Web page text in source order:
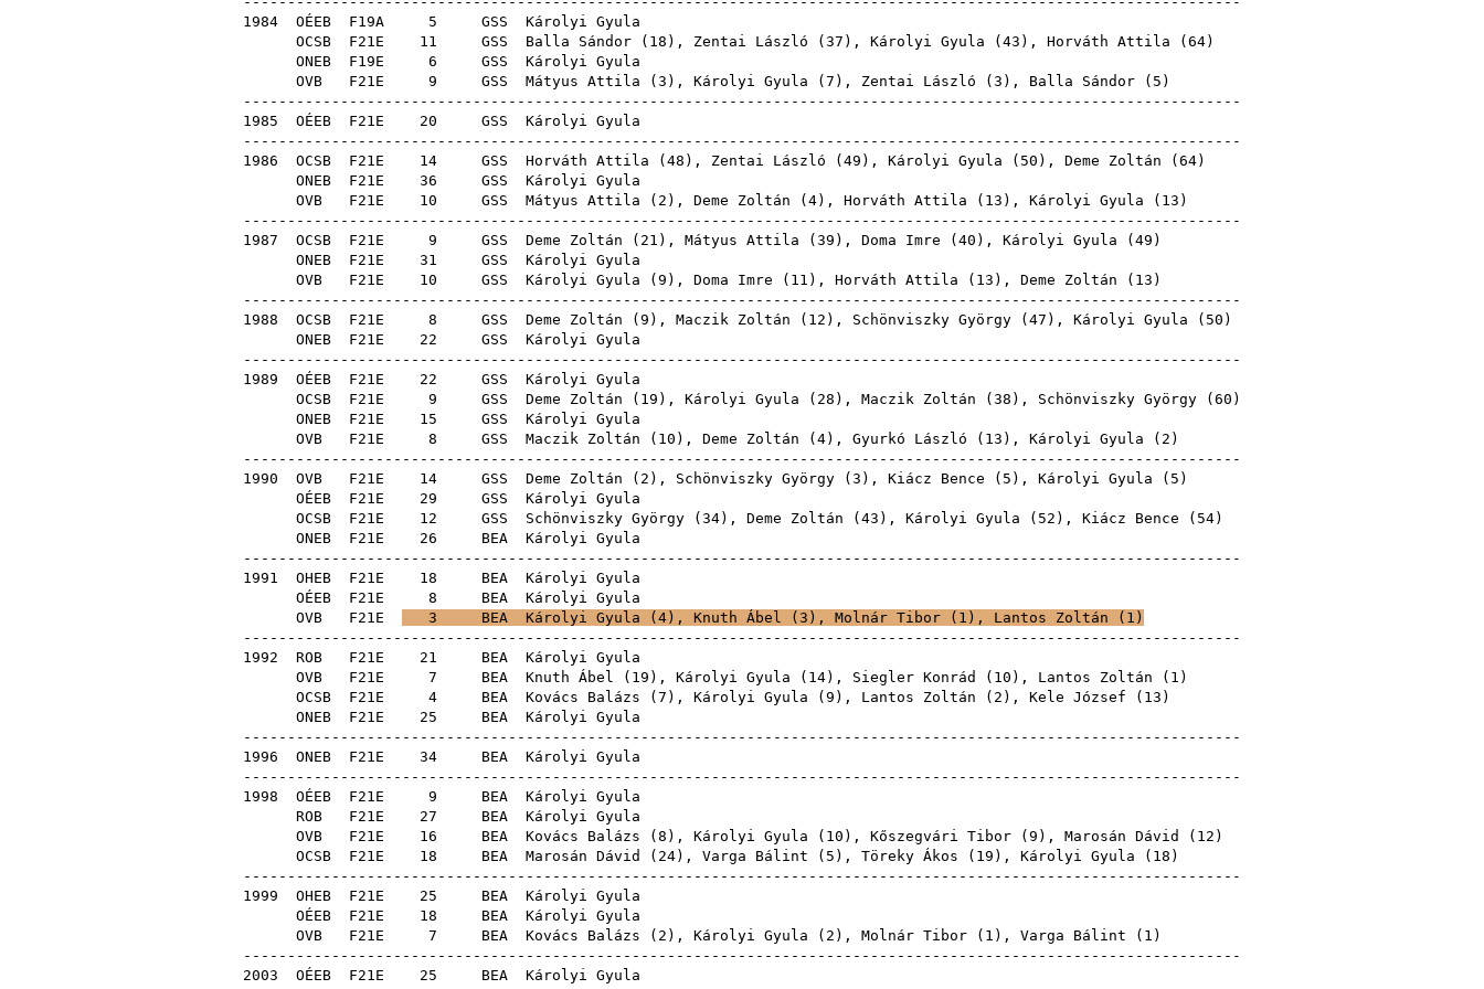
1984 OÉEB F19A 5 GSS Károlyi Gyula
OCSB F21E 11 GSS Balla Sándor ( 18 ), Zentai László ( 37 ), Károlyi Gyula ( 43 ), Horváth Attila ( 64)
ONEB F19E 6 GSS Károlyi Gyula
OVB F21E 9 GSS Mátyus Attila ( 3 ), Károlyi Gyula ( 7 ), Zentai László ( 3 ), Balla Sándor ( 5 )
-----------------------------------------------------------------------------------------------------------------
1985 OÉEB F21E 20 GSS Károlyi Gyula
-----------------------------------------------------------------------------------------------------------------
1986 OCSB F21E 14 GSS Horváth Attila ( 48 ), Zentai László ( 49 ), Károlyi Gyula ( 50 ), Deme Zoltán ( 64)
ONEB F21E 36 GSS Károlyi Gyula
OVB F21E 10 GSS Mátyus Attila ( 2 ), Deme Zoltán ( 4), Horváth Attila ( 13 ), Károlyi Gyula ( 13 )
-----------------------------------------------------------------------------------------------------------------
1987 OCSB F21E 9 GSS Deme Zoltán ( 21 ), Mátyus Attila ( 39 ), Doma Imre ( 40 ), Károlyi Gyula ( 49 )
ONEB F21E 31 GSS Károlyi Gyula
OVB F21E 10 GSS Károlyi Gyula ( 9 ), Doma Imre ( 11 ), Horváth Attila ( 13 ), Deme Zoltán ( 13 )
-----------------------------------------------------------------------------------------------------------------
1988 OCSB F21E 8 GSS Deme Zoltán ( 9 ), Maczik Zoltán ( 12 ), Schönviszky György ( 47 ), Károlyi Gyula ( 50 )
ONEB F21E 22 GSS Károlyi Gyula
-----------------------------------------------------------------------------------------------------------------
1989 OÉEB F21E 22 GSS Károlyi Gyula
OCSB F21E 9 GSS Deme Zoltán ( 19 ), Károlyi Gyula ( 28 ), Maczik Zoltán ( 38 ), Schönviszky György ( 60 )
ONEB F21E 15 GSS Károlyi Gyula
OVB F21E 8 GSS Maczik Zoltán ( 10 ), Deme Zoltán ( 4), Gyurkó László ( 13 ), Károlyi Gyula ( 2 )
-----------------------------------------------------------------------------------------------------------------
1990 OVB F21E 14 GSS Deme Zoltán ( 2 ), Schönviszky György ( 3 ), Kiácz Bence ( 5 ), Károlyi Gyula ( 5 )
OÉEB F21E 29 GSS Károlyi Gyula
OCSB F21E 12 GSS Schönviszky György ( 34), Deme Zoltán ( 43 ), Károlyi Gyula ( 52 ), Kiácz Bence ( 54)
ONEB F21E 26 BEA Károlyi Gyula
-----------------------------------------------------------------------------------------------------------------
1991 OHEB F21E 18 BEA Károlyi Gyula
OÉEB F21E 8 BEA Károlyi Gyula
OVB F21E 3 BEA Károlyi Gyula ( 4 ), Knuth Ábel ( 3 ), Molnár Tibor ( 1 ), Lantos Zoltán ( 1 )
-----------------------------------------------------------------------------------------------------------------
1992 ROB F21E 21 BEA Károlyi Gyula
OVB F21E 7 BEA Knuth Ábel ( 19 ), Károlyi Gyula ( 14), Siegler Konrád ( 10 ), Lantos Zoltán ( 1 )
OCSB F21E 4 BEA Kovács Balázs ( 7 ), Károlyi Gyula ( 9 ), Lantos Zoltán ( 2 ), Kele József ( 13 )
ONEB F21E 25 BEA Károlyi Gyula
-----------------------------------------------------------------------------------------------------------------
1996 ONEB F21E 34 BEA Károlyi Gyula
-----------------------------------------------------------------------------------------------------------------
1998 OÉEB F21E 9 BEA Károlyi Gyula
ROB F21E 27 BEA Károlyi Gyula
OVB F21E 16 BEA Kovács Balázs ( 8 ), Károlyi Gyula ( 10 ), Kőszegvári Tibor ( 9 ), Marosán Dávid ( 12 )
OCSB F21E 18 BEA Marosán Dávid ( 24), Varga Bálint ( 5 ), Töreky Ákos ( 19 ), Károlyi Gyula ( 18 )
-----------------------------------------------------------------------------------------------------------------
1999 OHEB F21E 25 BEA Károlyi Gyula
OÉEB F21E 18 BEA Károlyi Gyula
OVB F21E 7 BEA Kovács Balázs ( 2 ), Károlyi Gyula ( 2 ), Molnár Tibor ( 1 ), Varga Bálint ( 1 )
-----------------------------------------------------------------------------------------------------------------
2003 OÉEB F21E 25 BEA Károlyi Gyula